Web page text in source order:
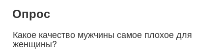
Опрос
Какое качество мужчины самое плохое для
женщины?